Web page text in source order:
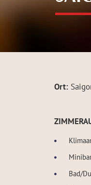
Ort:
Bad/